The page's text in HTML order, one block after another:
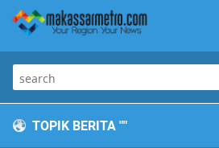
TOPIK BERITA ""